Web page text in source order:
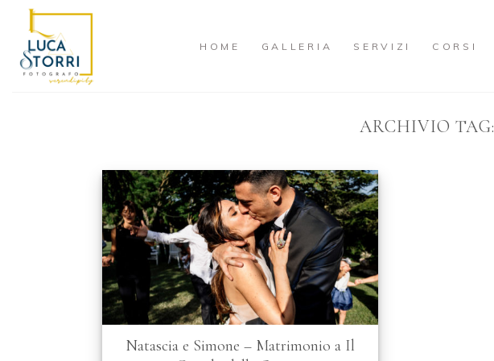
content
HOME GALLERIA SERVIZI CORSI
ARCHIVIO TAG:
Natascia e Simone – Matrimonio a Il